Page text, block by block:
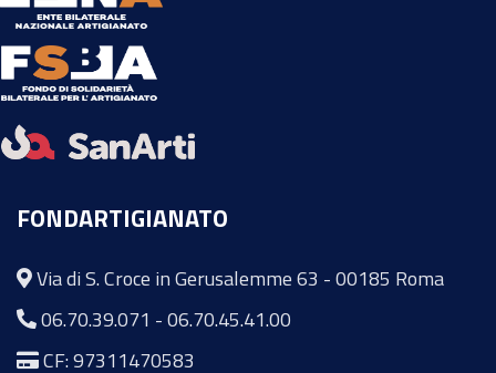
FONDARTIGIANATO
Via di S. Croce in Gerusalemme 63 - 00185 Roma
06.70.39.071 -06.70.45.41.00
CF: 97311470583